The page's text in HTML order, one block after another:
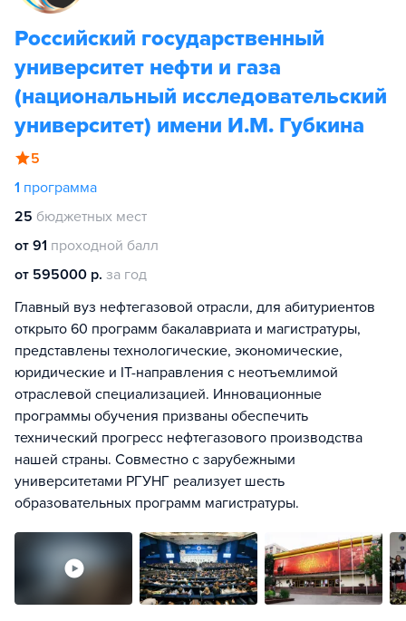
Российский государственный
университет нефти и газа
(национальный исследовательский
университет) имени И.М. Губкина
5
1 программа
25 бюджетных мест
от 91 проходной балл
от 595000 р. за год
Главный вуз нефтегазовой отрасли, для абитуриентов
открыто 60 программ бакалавриата и магистратуры,
представлены технологические, экономические,
юридические и IT-направления с неотъемлимой
отраслевой специализацией. Инновационные
программы обучения призваны обеспечить
технический прогресс нефтегазового производства
нашей страны. Совместно с зарубежными
университетами РГУНГ реализует шесть
образовательных программ магистратуры.